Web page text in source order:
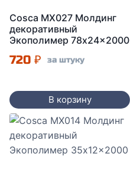
Cosca МX027 Молдинг
декоративный
Экополимер 78x24x2000
720 ₽ за штуку
В корзину